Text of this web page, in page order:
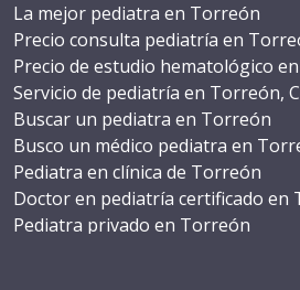
La mejor pediatra en Torreón
Precio consulta pediatría en
Precio de estudio hematológico
Servicio de pediatría en Torreón,
Buscar un pediatra en Torreón
Busco un médico pediatra en
Pediatra en clínica de Torreón
Doctor en pediatría certificado en
Pediatra privado en Torreón